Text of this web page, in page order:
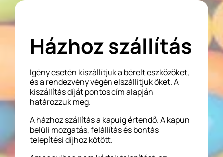
Házhoz szállítás
Igény esetén kiszállítjuk a bérelt eszközöket,
és a rendezvény végén elszállítjuk őket. A
kiszállítás díját pontos cím alapján
határozzuk meg.
A házhoz szállítás a kapuig értendő. A kapun
belüli mozgatás, felállítás és bontás
telepítési díjhoz kötött.